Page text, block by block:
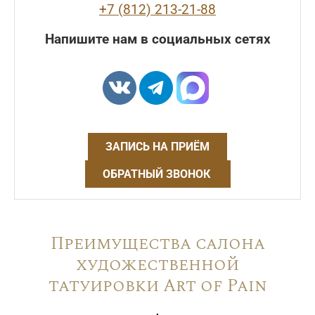
+7 (812) 213-21-88
Напишите нам в социальных сетях
ЗАПИСЬ НА ПРИЁМ
ОБРАТНЫЙ ЗВОНОК
Преимущества салона
художественной
татуировки Art of Pain